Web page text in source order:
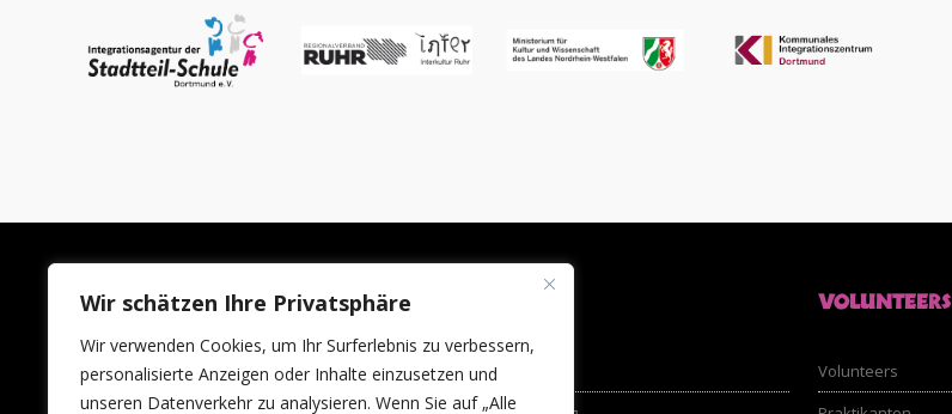
Wir schätzen Ihre Privatsphäre
Wir verwenden Cookies, um Ihr Surferlebnis zu verbessern,
personalisierte Anzeigen oder Inhalte einzusetzen und
unseren Datenverkehr zu analysieren. Wenn Sie auf „Alle
LINKS
Impressum
Ausstellerinfos
VOLUNTEERS
Volunteers